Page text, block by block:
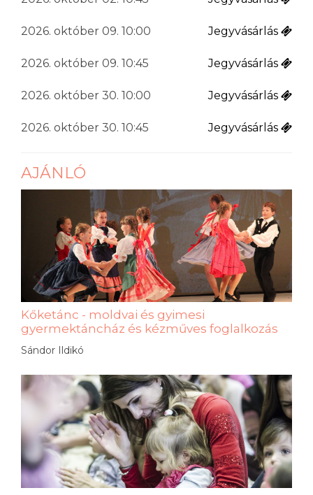
2026. október 09. 10:00 Jegyvásárlás
2026. október 09. 10:45 Jegyvásárlás
2026. október 30. 10:00 Jegyvásárlás
2026. október 30. 10:45 Jegyvásárlás
AJÁNLÓ
Kőketánc - moldvai és gyimesi
gyermektáncház és kézműves foglalkozás
Sándor Ildikó